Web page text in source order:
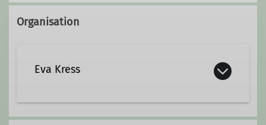
Organisation
Eva Kress
0157/51 81 04 45